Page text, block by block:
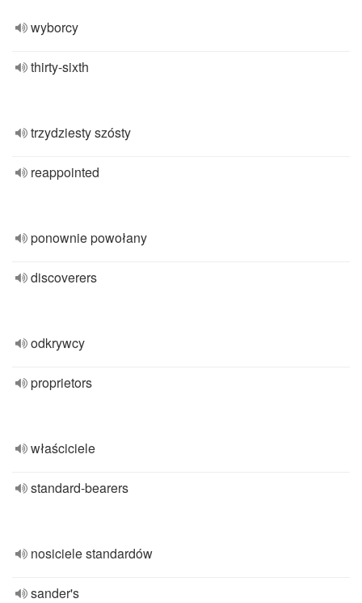
wyborcy
thirty-sixth
trzydziesty szósty
reappointed
ponownie powołany
discoverers
odkrywcy
proprietors
właściciele
standard-bearers
nosiciele standardów
sander's